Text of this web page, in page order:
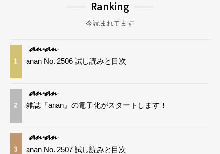
Ranking
今読まれてます
1 anan No. 2506 試し読みと目次
2 雑誌『anan』の電子化がスタートします！
3 anan No. 2507 試し読みと目次